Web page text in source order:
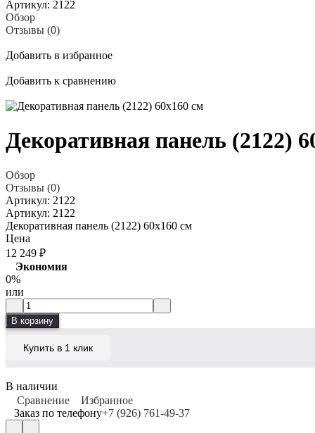
Артикул: 2122
Обзор
Отзывы (0)
Добавить в избранное
Добавить к сравнению
Декоративная панель (2122)
Обзор
Отзывы (0)
Артикул: 2122
Артикул: 2122
Декоративная панель (2122) 60x160 cм
Цена
12 249 ₽
Экономия
0%
или
В корзину
Купить в 1 клик
В наличии
Сравнение
Избранное
Заказ по телефону+7 (926) 761-49-37